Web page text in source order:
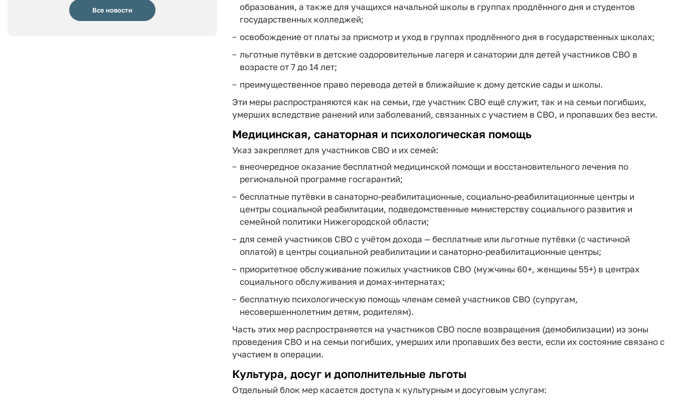
Все новости
образования, а также для учащихся начальной школы в группах продлённого дня и студентов
государственных колледжей;
освобождение от платы за присмотр и уход в группах продлённого дня в государственных школах;
льготные путёвки в детские оздоровительные лагеря и санатории для детей участников СВО в
возрасте от 7 до 14 лет;
преимущественное право перевода детей в ближайшие к дому детские сады и школы.
Эти меры распространяются как на семьи, где участник СВО ещё служит, так и на семьи погибших,
умерших вследствие ранений или заболеваний, связанных с участием в СВО, и пропавших без вести.
Медицинская, санаторная и психологическая помощь
Указ закрепляет для участников СВО и их семей:
внеочередное оказание бесплатной медицинской помощи и восстановительного лечения по
региональной программе госгарантий;
бесплатные путёвки в санаторно‑реабилитационные, социально‑реабилитационные центры и
центры социальной реабилитации, подведомственные министерству социального развития и
семейной политики Нижегородской области;
для семей участников СВО с учётом дохода — бесплатные или льготные путёвки (с частичной
оплатой) в центры социальной реабилитации и санаторно‑реабилитационные центры;
приоритетное обслуживание пожилых участников СВО (мужчины 60+, женщины 55+) в центрах
социального обслуживания и домах‑интернатах;
бесплатную психологическую помощь членам семей участников СВО (супругам,
несовершеннолетним детям, родителям).
Часть этих мер распространяется на участников СВО после возвращения (демобилизации) из зоны
проведения СВО и на семьи погибших, умерших или пропавших без вести, если их состояние связано с
участием в операции.
Культура, досуг и дополнительные льготы
Отдельный блок мер касается доступа к культурным и досуговым услугам: